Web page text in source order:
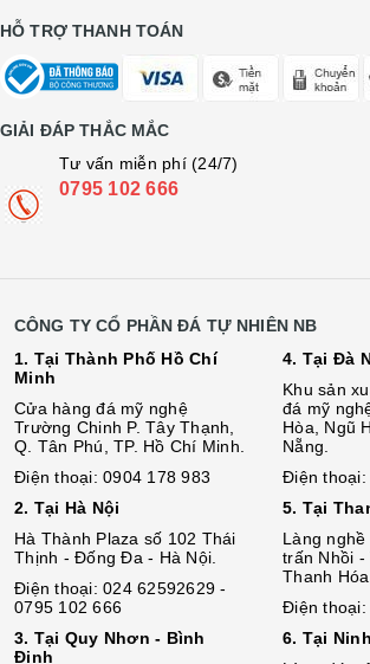
HỖ TRỢ THANH TOÁN
GIẢI ĐÁP THẮC MẮC
Tư vấn miễn phí (24/7)
0795 102 666
CÔNG TY CỔ PHẦN ĐÁ TỰ NHIÊN NB
1. Tại Thành Phố Hồ Chí
Minh
Cửa hàng đá mỹ nghệ
Trường Chinh P. Tây Thạnh,
Q. Tân Phú, TP. Hồ Chí Minh.
Điện thoại: 0904 178 983
2. Tại Hà Nội
Hà Thành Plaza số 102 Thái
Thịnh - Đống Đa - Hà Nội.
Điện thoại: 024 62592629 -
0795 102 666
3. Tại Quy Nhơn - Bình
Định
4. Tại Đà
Khu sản
đá mỹ
Hòa, Ngũ
Nẵng.
Điện thoại:
5. Tại
Làng
trấn Nhồi -
Thanh
Điện thoại:
6. Tại